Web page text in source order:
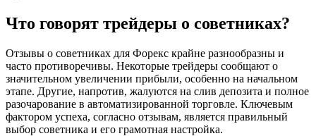
Что говорят трейдеры о советниках?
Отзывы о советниках для Форекс крайне разнообразны и
часто противоречивы. Некоторые трейдеры сообщают о
значительном увеличении прибыли, особенно на начальном
этапе. Другие, напротив, жалуются на слив депозита и полное
разочарование в автоматизированной торговле. Ключевым
фактором успеха, согласно отзывам, является правильный
выбор советника и его грамотная настройка.